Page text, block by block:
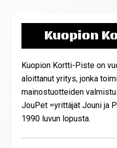
Kuopion
Kuopion Kortti-Piste on
aloittanut yritys, jonka
mainostuotteiden
JouPet =yrittäjät Jouni ja
1990 luvun lopusta.